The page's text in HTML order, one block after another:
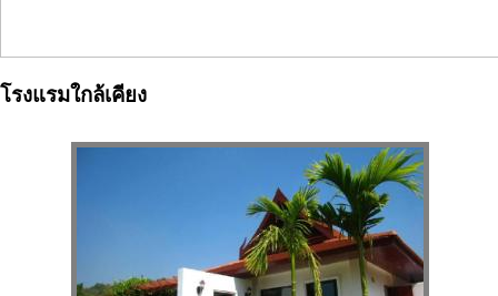
โรงแรมใกล้เคียง